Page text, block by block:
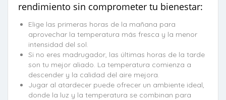
rendimiento sin comprometer tu bienestar:
Elige las primeras horas de la mañana para
aprovechar la temperatura más fresca y la menor
intensidad del sol.
Si no eres madrugador, las últimas horas de la tarde
son tu mejor aliado. La temperatura comienza a
descender y la calidad del aire mejora.
Jugar al atardecer puede ofrecer un ambiente ideal,
donde la luz y la temperatura se combinan para